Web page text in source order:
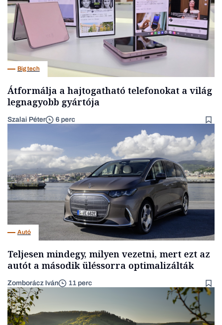
Big tech
Átformálja a hajtogatható telefonokat a világ
legnagyobb gyártója
Szalai Péter 6 perc
Autó
Teljesen mindegy, milyen vezetni, mert ezt az
autót a második üléssorra optimalizálták
Zomborácz Iván 11 perc